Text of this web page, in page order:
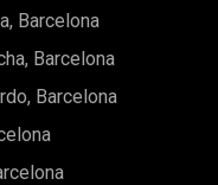
Barcelona
Barcelona
Barcelona